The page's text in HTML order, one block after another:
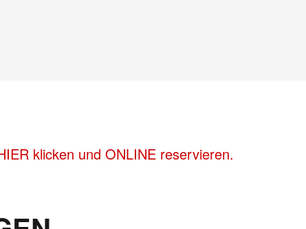
klicken und ONLINE reservieren.